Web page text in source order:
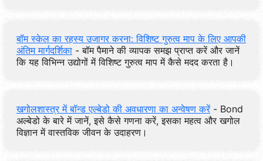
बॉम स्केल का रहस्य उजागर करना: विशिष्ट गुरुत्व माप के लिए आपकी
अंतिम मार्गदर्शिका - बॉम पैमाने की व्यापक समझ प्राप्त करें और जानें
कि यह विभिन्न उद्योगों में विशिष्ट गुरुत्व माप में कैसे मदद करता है।
खगोलशास्त्र में बॉन्ड एल्बेडो की अवधारणा का अन्वेषण करें- Bond
अल्बेडो के बारे में जानें, इसे कैसे गणना करें, इसका महत्व और खगोल
विज्ञान में वास्तविक जीवन के उदाहरण।